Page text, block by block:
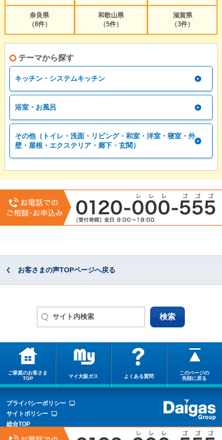
奈良県
（8件）
和歌山県
（5件）
滋賀県
（3件）
テーマから探す
キッチン・システムキッチン
浴室・お風呂
その他（トイレ・洗面・リビング・和室・洋室・寝室・外
壁・屋根・エクステリア・廊下・玄関）
お客さまの声TOPページへ戻る
ご家庭のお客さま
TOP
マイ大阪ガス よくある質問
このページの
先頭に戻る
プライバシーポリシー
サイトポリシー
総合TOP
サイトマップ